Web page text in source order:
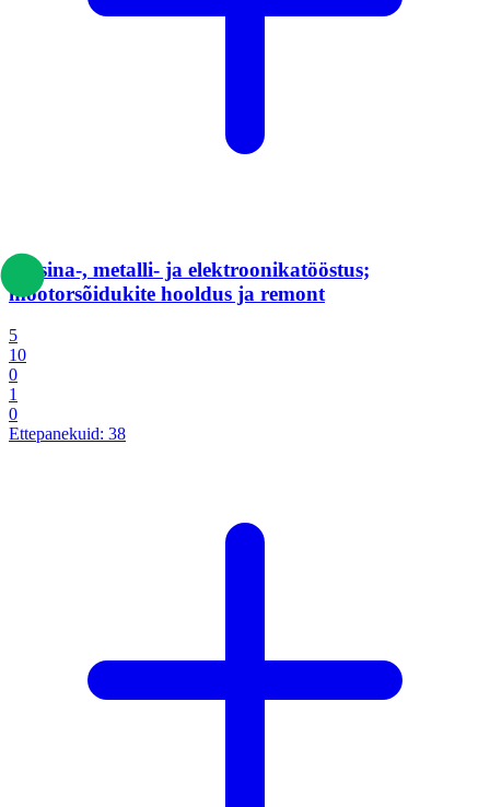
Masina-, metalli- ja elektroonikatööstus;
mootorsõidukite hooldus ja remont
5
10
0
1
0
Ettepanekuid: 38